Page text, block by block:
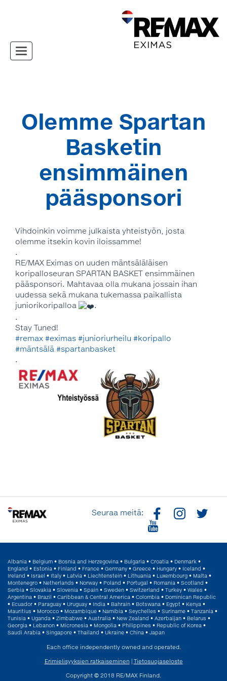
Toggle navigation
Olemme Spartan
Basketin
ensimmäinen
pääsponsori
Vihdoinkin voimme julkaista yhteistyön, josta
olemme itsekin kovin iloissamme!
.
RE/MAX Eximas on uuden mäntsäläläisen
koripalloseuran SPARTAN BASKET ensimmäinen
pääsponsori. Mahtavaa olla mukana jossain ihan
uudessa sekä mukana tukemassa paikallista
juniorikoripalloa
.
.
Stay Tuned!
#remax #eximas #junioriurheilu #koripallo
#mäntsälä #spartanbasket
.
Seuraa meitä:
Albania • Belgium • Bosnia and Herzegovina • Bulgaria • Croatia • Denmark •
England • Estonia • Finland • France • Germany • Greece • Hungary • Iceland •
Ireland • Israel • Italy • Latvia • Liechtenstein • Lithuania • Luxembourg • Malta •
Montenegro • Netherlands • Norway • Poland • Portugal • Romania • Scotland •
Serbia • Slovakia • Slovenia • Spain • Sweden • Switzerland • Turkey • Wales •
Argentina • Brazil • Caribbean & Central America • Colombia • Dominican Republic
• Ecuador • Paraguay • Uruguay • India • Bahrain • Botswana • Egypt • Kenya •
Mauritius • Morocco • Mozambique • Namibia • Seychelles • Suriname • Tanzania •
Tunisia • Uganda • Zimbabwe • Australia • New Zealand • Azerbaijan • Belarus •
Georgia • Lebanon • Micronesia • Mongolia • Philippines • Republic of Korea •
Saudi Arabia • Singapore • Thailand • Ukraine • China • Japan
Each office independently owned and operated.
Erimielisyyksien ratkaiseminen | Tietosuojaseloste
Copyright © 2018 RE/MAX Finland.